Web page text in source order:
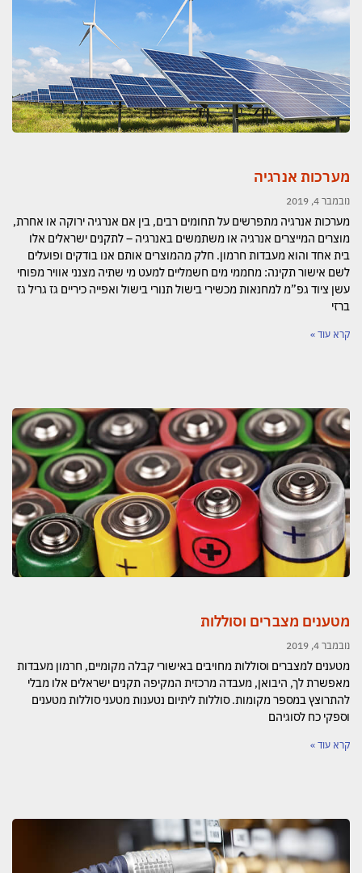
מערכות אנרגיה​
נובמבר 4, 2019
מערכות אנרגיה מתפרשים על תחומים רבים, בין אם אנרגיה ירוקה או אחרת,
מוצרים המייצרים אנרגיה או משתמשים באנרגיה – לתקנים ישראלים אלו
בית אחד והוא מעבדות חרמון. חלק מהמוצרים אותם אנו בודקים ופועלים
לשם אישור תקינה: מחממי מים חשמליים למעט מי שתיה מצנני אוויר מפוחי
עשן ציוד גפ”מ למחנאות מכשירי בישול תנורי בישול ואפייה כיריים גז גריל גז
ברזי
קרא עוד »
מטענים מצברים וסוללות​
נובמבר 4, 2019
מטענים למצברים וסוללות מחויבים באישורי קבלה מקומיים, חרמון מעבדות
מאפשרת לך, היבואן, מעבדה מרכזית המקיפה תקנים ישראלים אלו מבלי
להתרוצץ במספר מקומות. סוללות ליתיום נטענות מטעני סוללות מטענים
וספקי כח לסוגיהם
קרא עוד »